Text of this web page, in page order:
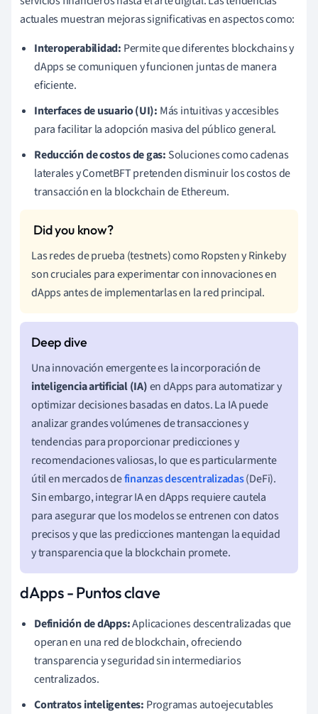
actuales muestran mejoras significativas en aspectos como:
Interoperabilidad: Permite que diferentes blockchains y
dApps se comuniquen y funcionen juntas de manera
eficiente.
Interfaces de usuario (UI): Más intuitivas y accesibles
para facilitar la adopción masiva del público general.
Reducción de costos de gas: Soluciones como cadenas
laterales y CometBFT pretenden disminuir los costos de
transacción en la blockchain de Ethereum.
Las redes de prueba (testnets) como Ropsten y Rinkeby
son cruciales para experimentar con innovaciones en
dApps antes de implementarlas en la red principal.
Una innovación emergente es la incorporación de
inteligencia artificial (IA)en dApps para automatizar y
optimizar decisiones basadas en datos. La IA puede
analizar grandes volúmenes de transacciones y
tendencias para proporcionar predicciones y
recomendaciones valiosas, lo que es particularmente
útil en mercados definanzas descentralizadas(DeFi).
Sin embargo, integrar IA en dApps requiere cautela
para asegurar que los modelos se entrenen con datos
precisos y que las predicciones mantengan la equidad
y transparencia que la blockchain promete.
dApps - Puntos clave
Definición de dApps:Aplicaciones descentralizadas que
operan en una red de blockchain, ofreciendo
transparencia y seguridad sin intermediarios
centralizados.
Contratos inteligentes: Programas autoejecutables